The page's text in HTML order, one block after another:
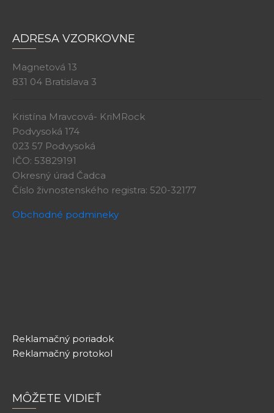
ADRESA VZORKOVNE
Magnetová 13
831 04 Bratislava 3
Kristína Mravcová- KriMRock
Podvysoká 174
023 57 Podvysoká
IČO: 53829191
Okresný úrad Čadca
Číslo živnostenského registra: 520-32177
Obchodné podmineky
Reklamačný poriadok
Reklamačný protokol
MÔŽETE VIDIEŤ